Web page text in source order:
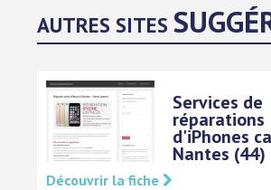
AUTRES SITES
Services de
réparations
d'iPhones
Nantes (44)
Découvrir la fiche